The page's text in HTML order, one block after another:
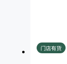
门店有货